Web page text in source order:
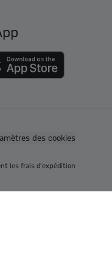
des cookies
les frais d'expédition